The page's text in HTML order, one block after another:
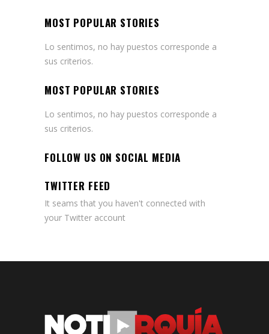
MOST POPULAR STORIES
Lo sentimos, no hay puestos corresponde a
sus criterios.
MOST POPULAR STORIES
Lo sentimos, no hay puestos corresponde a
sus criterios.
FOLLOW US ON SOCIAL MEDIA
TWITTER FEED
It seams that you haven't connected with
your Twitter account